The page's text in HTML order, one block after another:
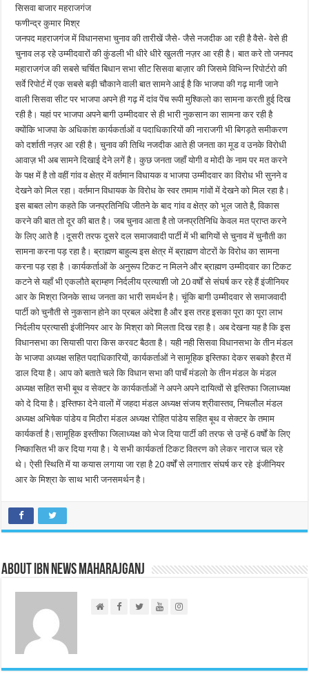
सिसवा बाजार महराजगंज
फणीन्द्र कुमार मिश्र
जनपद महराजगंज में विधानसभा चुनाव की तारीखें जैसे- जैसे नजदीक आ रही है वैसे- वेसे ही
चुनाव लड़ रहे उम्मीदवारों की कुंडली भी धीरे धीरे खुलती नज़र आ रही है। बात करे तो जनपद
महाराजगंज की सबसे चर्चित बिधान सभा सीट सिसवा बाज़ार की जिसमे विभिन्न रिपोर्टरो की
सर्वे रिपोर्ट में एक सबसे बड़ी चौकाने वाली बात सामने आई है कि भाजपा की गढ़ मानी जाने
वाली सिसवा सीट पर भाजपा अपने ही गढ़ में दांव पेंच रूपी मुश्किलो का सामना करती हुई दिख
रही है। यहां पर भाजपा अपने बागी उम्मीदवार से ही भारी नुकसान का सामना कर रही है
क्योंकि भाजपा के अधिकांश कार्यकर्ताओं व पदाधिकारियों की नाराजगी भी बिगड़ते समीकरण
को दर्शाती नज़र आ रही है। चुनाव की तिथि नजदीक आते ही जनता का मूड व उनके विरोधी
आवाज़ भी अब सामने दिखाई देने लगें है। कुछ जनता जहाँ योगी व मोदी के नाम पर मत करने
के पक्ष में है तो वहीं गांव व क्षेत्र में वर्तमान विधायक व भाजपा उम्मीदवार का विरोध भी सुनने व
देखने को मिल रहा। वर्तमान विधायक के विरोध के स्वर तमाम गांवों में देखने को मिल रहा है।
इस बाबत लोग कहते कि जनप्रतिनिधि जीतने के बाद गांव व क्षेत्र को भूल जाते है, विकास
करने की बात तो दूर की बात है। जब चुनाव आता है तो जनप्रतिनिधि केवल मत प्राप्त करने
के लिए आते है ।दूसरी तरफ दूसरे दल समाजवादी पार्टी में भी बागियों से चुनाव में चुनौती का
सामना करना पड़ रहा है। ब्राह्मण बाहुल्य इस क्षेत्र में ब्राह्मण वोटरों के विरोध का सामना
करना पड़ रहा है ।कार्यकर्ताओं के अनुरूप टिकट न मिलने और ब्राह्मण उम्मीदवार का टिकट
कटने से यहाँ भी एकलौते ब्राम्हण निर्दलीय प्रत्याशी जो 20 वर्षों से संघर्ष कर रहे हैं इंजीनियर
आर के मिश्रा जिनके साथ जनता का भारी समर्थन है। चूंकि बागी उम्मीदवार से समाजवादी
पार्टी को चुनौती से नुकसान होने का प्रबल अंदेशा है और इस तरह इसका पूरा का पूरा लाभ
निर्दलीय प्रत्यासी इंजीनियर आर के मिश्रा को मिलता दिख रहा है। अब देखना यह है कि इस
विधानसभा का सियासी पारा किस करवट बैठता है। यही नही सिसवा विधानसभा के तीन मंडल
के भाजपा अध्यक्ष सहित पदाधिकारियों, कार्यकर्ताओं ने सामूहिक इस्तिफा देकर सबको हैरत में
डाल दिया है। आप को बताते चले कि विधान सभा की पाचँ मंडलो के तीन मंडल के मंडल
अध्यक्ष सहित सभी बूथ व सेक्टर के कार्यकर्ताओं ने अपने अपने दायित्वों से इस्तिफा जिलाध्यक्ष
को दे दिया है। इस्तिफा देने वालों में जहदा मंडल अध्यक्ष संजय श्रीवास्तव, निचलौल मंडल
अध्यक्ष अभिषेक पांडेय व मिठौरा मंडल अध्यक्ष रोहित पांडेय सहित बूथ व सेक्टर के तमाम
कार्यकर्ता है।सामूहिक इस्तीफा जिलाध्यक्ष को भेज दिया पार्टी की तरफ से उन्हें 6 वर्षों के लिए
निष्कासित भी कर दिया गया है। ये सभी कार्यकर्ता टिकट वितरण को लेकर नाराज चल रहे
थे। ऐसी स्थिति में या कयास लगाया जा रहा है 20 वर्षों से लगातार संघर्ष कर रहे इंजीनियर
आर के मिश्रा के साथ भारी जनसमर्थन है।
About IBN NEWS MAHARAJGANJ